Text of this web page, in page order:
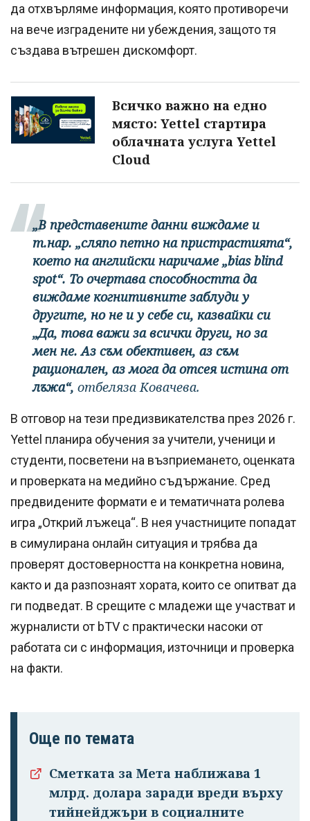
да отхвърляме информация, която противоречи
на вече изградените ни убеждения, защото тя
създава вътрешен дискомфорт.
Всичко важно на едно
място: Yettel стартира
облачната услуга Yettel
Cloud
„В представените данни виждаме и
т.нар. „сляпо петно на пристрастията“,
което на английски наричаме „bias blind
spot“. То очертава способността да
виждаме когнитивните заблуди у
другите, но не и у себе си, казвайки си
„Да, това важи за всички други, но за
мен не. Аз съм обективен, аз съм
рационален, аз мога да отсея истина от
лъжа“, отбеляза Ковачева.
В отговор на тези предизвикателства през 2026 г.
Yettel планира обучения за учители, ученици и
студенти, посветени на възприемането, оценката
и проверката на медийно съдържание. Сред
предвидените формати е и тематичната ролева
игра „Открий лъжеца“. В нея участниците попадат
в симулирана онлайн ситуация и трябва да
проверят достоверността на конкретна новина,
както и да разпознаят хората, които се опитват да
ги подведат. В срещите с младежи ще участват и
журналисти от bTV с практически насоки от
работата си с информация, източници и проверка
на факти.
Още по темата
Сметката за Мета наближава 1
млрд. долара заради вреди върху
тийнейджъри в социалните